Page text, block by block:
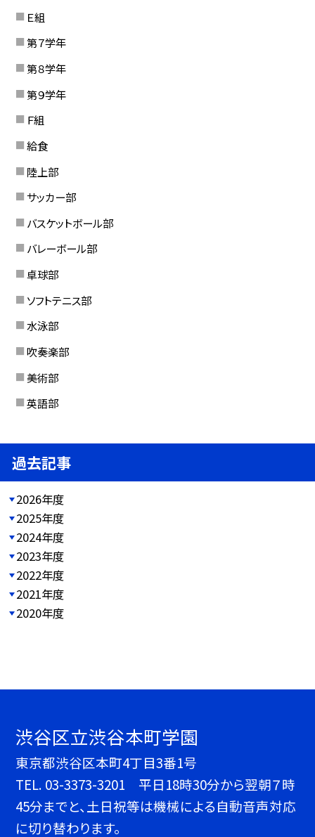
Ｅ組
第７学年
第８学年
第９学年
Ｆ組
給食
陸上部
サッカー部
バスケットボール部
バレーボール部
卓球部
ソフトテニス部
水泳部
吹奏楽部
美術部
英語部
過去記事
2026年度
2025年度
2024年度
2023年度
2022年度
2021年度
2020年度
渋谷区立渋谷本町学園
東京都渋谷区本町4丁目3番1号
TEL. 03-3373-3201 平日18時30分から翌朝７時
45分までと、土日祝等は機械による自動音声対応
に切り替わります。